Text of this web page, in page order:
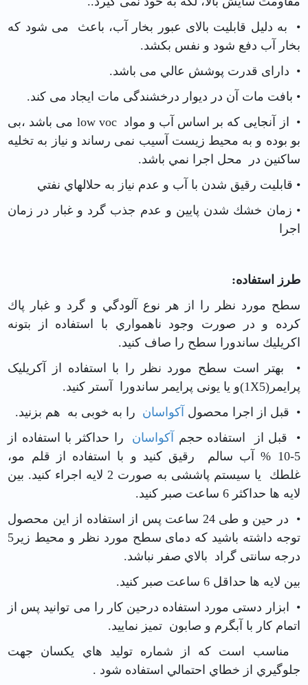
• به دلیل قابلیت بالای عبور بخار آب، باعث می شود که
بخار آب دفع شود و نفس بکشد.
• دارای قدرت پوشش عالي می باشد.
• بافت مات آن در دیوار درخشندگی مات ایجاد می کند.
• از آنجایی که بر اساس آب و مواد low voc می باشد ،‌بی
بو بوده و به محیط زیست آسیب نمی رساند و نياز به تخليه
ساكنين در محل اجرا نمي باشد.
• قابليت رقيق شدن با آب و عدم نياز به حلالهاي نفتي
• زمان خشك شدن پايين و عدم جذب گرد و غبار در زمان
اجرا
طرز استفاده:
سطح مورد نظر را از هر نوع آلودگي و گرد و غبار پاك
كرده و در صورت وجود ناهمواري با استفاده از بتونه
اكريليك ساندورا سطح را صاف كنيد.
• بهتر است سطح مورد نظر را با استفاده از آکریلیک
پرایمر(1X5)و یا یونی پرایمر ساندورا آستر کنید.
• قبل از اجرا محصول آکواسان را به خوبی به هم بزنید.
• قبل از استفاده حجم
آکواسان را حداکثر با استفاده از
5-10 % آب سالم رقیق کنید و با استفاده از قلم مو،
غلطك یا سیستم پاششی به صورت 2 لایه اجراء کنید. بین
لایه ها حداکثر 6 ساعت صبر کنید.
• در حین و طی 24 ساعت پس از استفاده از این محصول
توجه داشته باشید که دمای سطح مورد نظر و محیط زیر5
درجه سانتی گراد بالاي صفر نباشد.
بین لایه ها حداقل 6 ساعت صبر کنید.
• ابزار دستی مورد استفاده درحین کار را می توانید پس از
اتمام کار با آبگرم و صابون تمیز نماييد.
مناسب است كه از شماره توليد هاي يكسان جهت
جلوگيري از خطاي احتمالي استفاده شود .